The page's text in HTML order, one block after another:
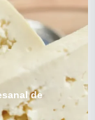
de